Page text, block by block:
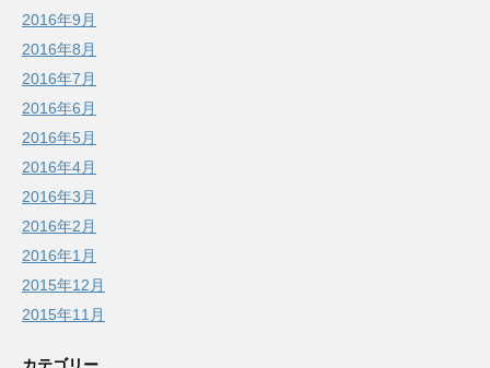
2016年9月
2016年8月
2016年7月
2016年6月
2016年5月
2016年4月
2016年3月
2016年2月
2016年1月
2015年12月
2015年11月
カテゴリー